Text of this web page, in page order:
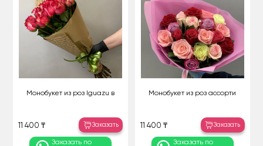
Монобукет из роз Iguazu в
11 400 ₸ Заказать
Заказать по
Монобукет из роз ассорти
11 400 ₸ Заказать
Заказать по